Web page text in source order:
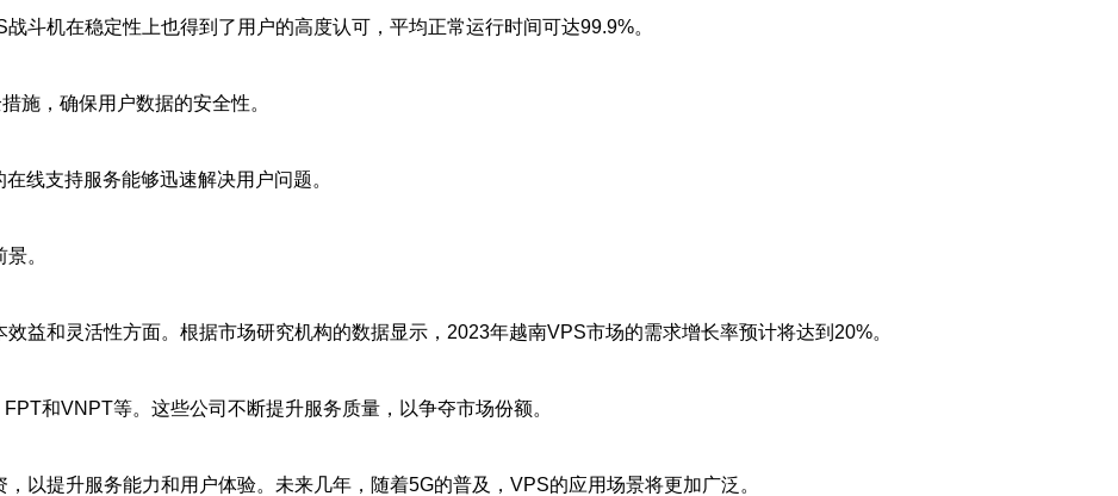
斗机在稳定性上也得到了用户的高度认可，平均正常运行时间可达99.9%。
施，确保用户数据的安全性。
线支持服务能够迅速解决用户问题。
。
益和灵活性方面。根据市场研究机构的数据显示，2023年越南VPS市场的需求增长率预计将达到20%。
和VNPT等。这些公司不断提升服务质量，以争夺市场份额。
以提升服务能力和用户体验。未来几年，随着5G的普及，VPS的应用场景将更加广泛。